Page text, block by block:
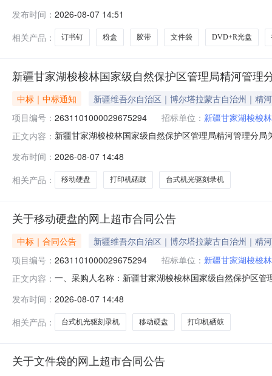
购计划文号:采购计划金额（元）:项目所在行政区划编码
发布时间： 2026-08-07 14:51
相关产品：
订书钉 粉盒 胶带 文件袋 DVD+R光盘
新疆甘家湖梭梭林国家级自然保护区管理局精河管
中标｜中标通知
新疆维吾尔自治区｜博尔塔拉蒙古自治州｜精
项目编号： 2631101000029675294 招标单位： 新疆甘家湖梭梭
正文内容： 新疆甘家湖梭梭林国家级自然保护区管理局精河管理分
话:18409091818采购计划文号:采购计划金额（元）:项
发布时间： 2026-08-07 14:48
相关产品：
移动硬盘 打印机硒鼓 台式机光驱刻录机
关于移动硬盘的网上超市合同公告
中标｜合同公告
新疆维吾尔自治区｜博尔塔拉蒙古自治州｜精
项目编号： 2631101000029675294 招标单位： 新疆甘家湖梭梭
正文内容： 一、采购人名称：新疆甘家湖梭梭林国家级自然保护区
总价(元)1STKM1000400移动硬盘希捷（SEAGATE）
发布时间： 2026-08-07 14:48
相关产品：
台式机光驱刻录机 移动硬盘 打印机硒鼓
关于文件袋的网上超市合同公告